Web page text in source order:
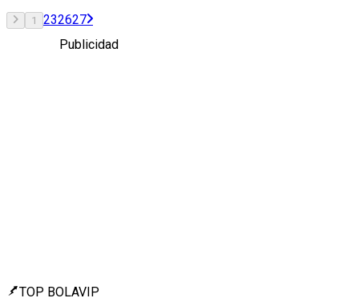
1 232627
Publicidad
TOP BOLAVIP